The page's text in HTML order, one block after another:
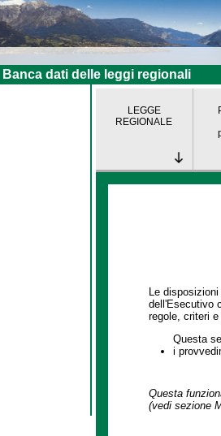
Banca dati delle leggi regionali
LEGGE
REGIONALE
Le
dell'Esecutivo
regole, criteri e
Questa
i
Questa
(vedi sezione